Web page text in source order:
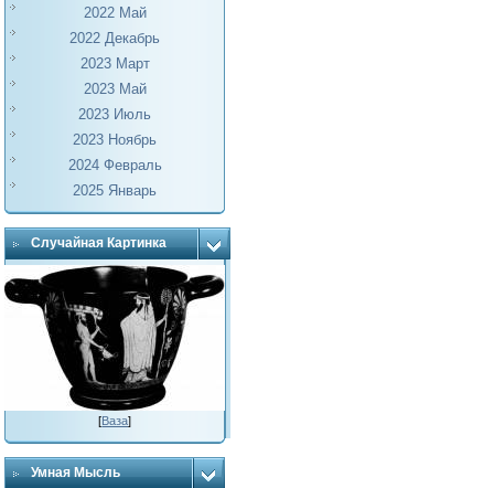
2022 Май
2022 Декабрь
2023 Март
2023 Май
2023 Июль
2023 Ноябрь
2024 Февраль
2025 Январь
Случайная Картинка
[Ваза]
Умная Мысль